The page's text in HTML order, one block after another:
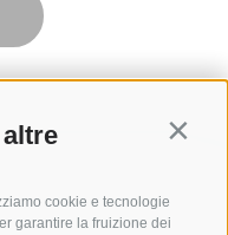
cookie e tecnologie
garantire la fruizione dei